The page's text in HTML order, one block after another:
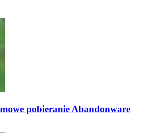
pobieranie Abandonware